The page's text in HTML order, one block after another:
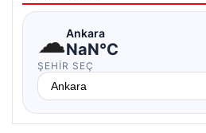
☁Ankara
NaN°C
ŞEHIR SEÇ